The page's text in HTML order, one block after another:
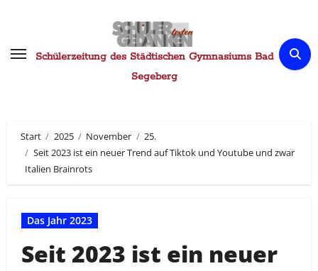
springenSchülerzeitung des Städtischen Gymnasiums Bad
Segeberg
Start 2025 November
25.
Seit 2023 ist ein neuer Trend auf Tiktok und Youtube und zwar
Italien Brainrots
Das Jahr 2023
Seit 2023 ist ein neuer